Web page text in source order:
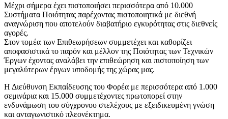
Μέχρι σήμερα έχει πιστοποιήσει περισσότερα από 10.000
Συστήματα Ποιότητας παρέχοντας πιστοποιητικά με διεθνή
αναγνώριση που αποτελούν διαβατήριο εγκυρότητας στις διεθνείς
αγορές.
Στον τομέα των Επιθεωρήσεων συμμετέχει και καθορίζει
αποφασιστικά το παρόν και μέλλον της Ποιότητας των Τεχνικών
Έργων έχοντας αναλάβει την επιθεώρηση και πιστοποίηση των
μεγαλύτερων έργων υποδομής της χώρας μας.
Η Διεύθυνση Εκπαίδευσης του Φορέα με περισσότερα από 1.000
σεμινάρια και 15.000 συμμετέχοντες πρωτοπορεί στην
ενδυνάμωση του σύγχρονου στελέχους με εξειδικευμένη γνώση
και ανταγωνιστικό πλεονέκτημα.